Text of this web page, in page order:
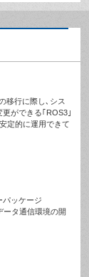
移行に際し､シス
ができる｢ROS3｣
定的に運用できて
パッケージ
ータ通信環境の開